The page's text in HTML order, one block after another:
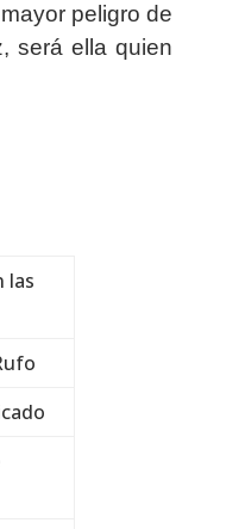
peligro de
será ella quien
las